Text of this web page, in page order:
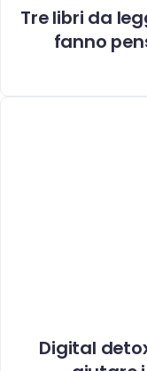
Tre libri da
fanno
Digital